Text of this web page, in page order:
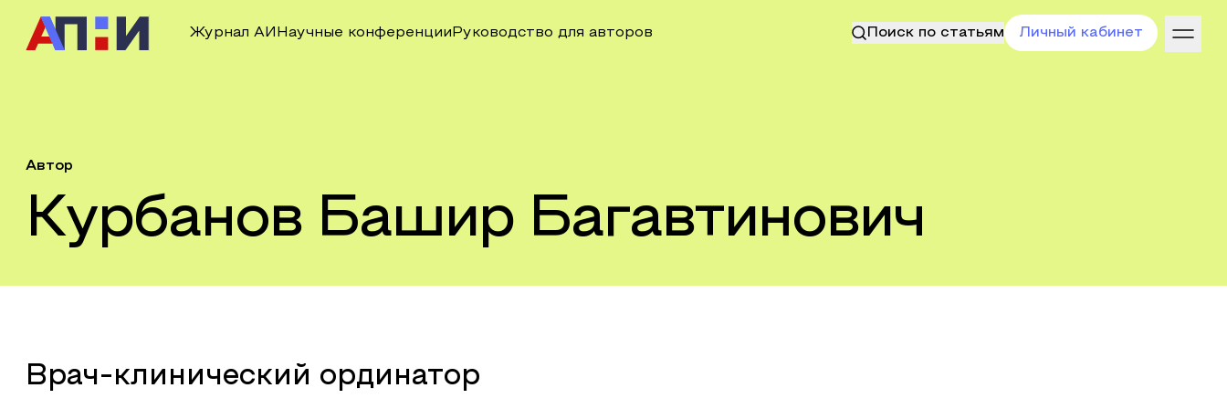
Журнал АИ Научные конференции Руководство для авторов Поиск по статьям Личный кабинет
Автор
Курбанов Башир Багавтинович
Врач-клинический ординатор